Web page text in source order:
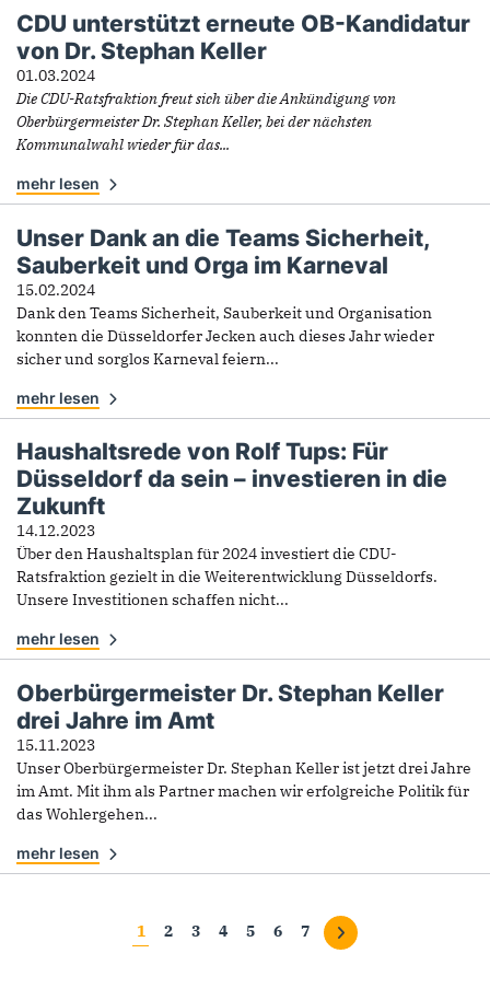
CDU unterstützt erneute OB-Kandidatur
von Dr. Stephan Keller
01.03.2024
Die CDU-Ratsfraktion freut sich über die Ankündigung von
Oberbürgermeister Dr. Stephan Keller, bei der nächsten
Kommunalwahl wieder für das...
mehr lesen
Unser Dank an die Teams Sicherheit,
Sauberkeit und Orga im Karneval
15.02.2024
Dank den Teams Sicherheit, Sauberkeit und Organisation
konnten die Düsseldorfer Jecken auch dieses Jahr wieder
sicher und sorglos Karneval feiern...
mehr lesen
Haushaltsrede von Rolf Tups: Für
Düsseldorf da sein – investieren in die
Zukunft
14.12.2023
Über den Haushaltsplan für 2024 investiert die CDU-
Ratsfraktion gezielt in die Weiterentwicklung Düsseldorfs.
Unsere Investitionen schaffen nicht...
mehr lesen
Oberbürgermeister Dr. Stephan Keller
drei Jahre im Amt
15.11.2023
Unser Oberbürgermeister Dr. Stephan Keller ist jetzt drei Jahre
im Amt. Mit ihm als Partner machen wir erfolgreiche Politik für
das Wohlergehen...
mehr lesen
1 2 3 4 5 6 7